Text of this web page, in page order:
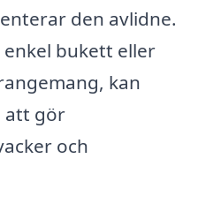
den avlidne.
bukett eller
kan
att gör
och